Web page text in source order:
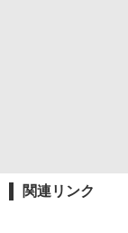
関連リンク